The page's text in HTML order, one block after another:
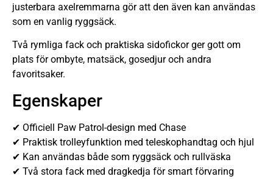
justerbara axelremmarna gör att den även kan användas
som en vanlig ryggsäck.
Två rymliga fack och praktiska sidofickor ger gott om
plats för ombyte, matsäck, gosedjur och andra
favoritsaker.
Egenskaper
✔ Officiell Paw Patrol-design med Chase
✔ Praktisk trolleyfunktion med teleskophandtag och hjul
✔ Kan användas både som ryggsäck och rullväska
✔ Två stora fack med dragkedja för smart förvaring